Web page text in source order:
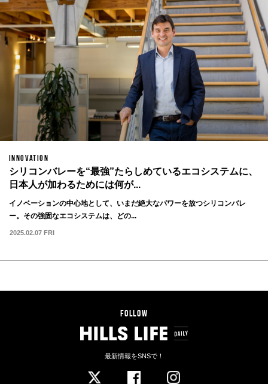
INNOVATION
シリコンバレーを“最強”たらしめているエコシステムに、
日本人が加わるためには何が...
イノベーションの中心地として、いまだ絶大なパワーを放つシリコンバレ
ー。その強固なエコシステムは、どの...
2025.02.07 FRI
FOLLOW
最新情報をSNSで！